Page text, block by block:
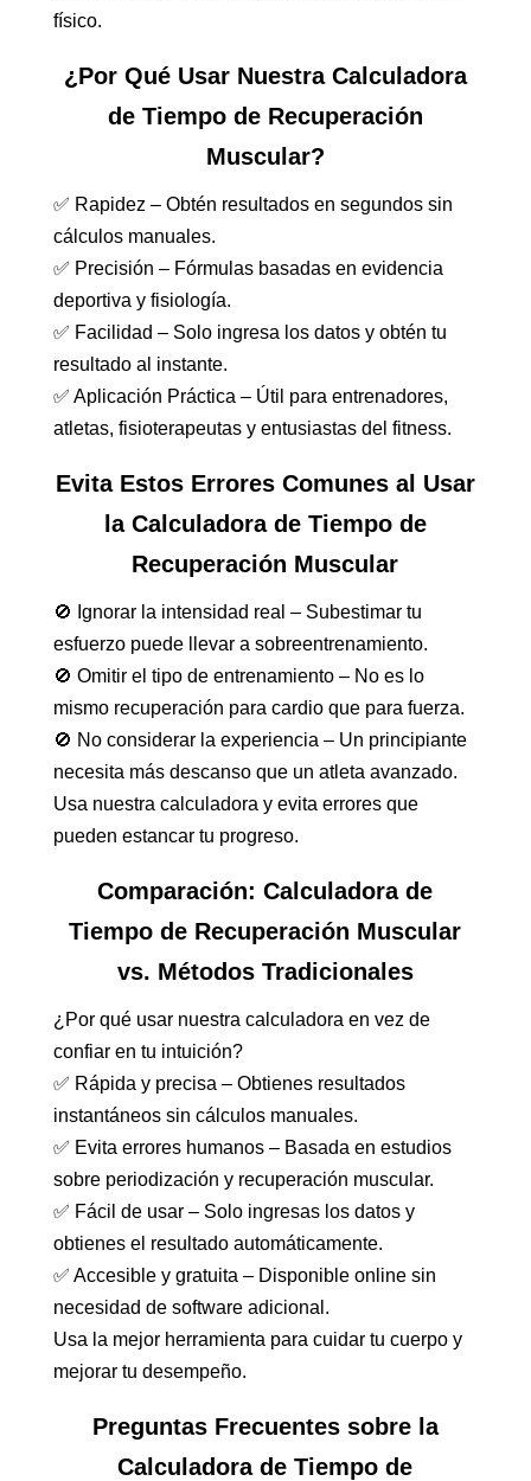
físico.
¿Por Qué Usar Nuestra Calculadora
de Tiempo de Recuperación
Muscular?
✅ Rapidez – Obtén resultados en segundos sin
cálculos manuales.
✅ Precisión – Fórmulas basadas en evidencia
deportiva y fisiología.
✅ Facilidad – Solo ingresa los datos y obtén tu
resultado al instante.
✅ Aplicación Práctica – Útil para entrenadores,
atletas, fisioterapeutas y entusiastas del fitness.
Evita Estos Errores Comunes al Usar
la Calculadora de Tiempo de
Recuperación Muscular
🚫 Ignorar la intensidad real – Subestimar tu
esfuerzo puede llevar a sobreentrenamiento.
🚫 Omitir el tipo de entrenamiento – No es lo
mismo recuperación para cardio que para fuerza.
🚫 No considerar la experiencia – Un principiante
necesita más descanso que un atleta avanzado.
Usa nuestra calculadora y evita errores que
pueden estancar tu progreso.
Comparación: Calculadora de
Tiempo de Recuperación Muscular
vs. Métodos Tradicionales
¿Por qué usar nuestra calculadora en vez de
confiar en tu intuición?
✅ Rápida y precisa – Obtienes resultados
instantáneos sin cálculos manuales.
✅ Evita errores humanos – Basada en estudios
sobre periodización y recuperación muscular.
✅ Fácil de usar – Solo ingresas los datos y
obtienes el resultado automáticamente.
✅ Accesible y gratuita – Disponible online sin
necesidad de software adicional.
Usa la mejor herramienta para cuidar tu cuerpo y
mejorar tu desempeño.
Preguntas Frecuentes sobre la
Calculadora de Tiempo de